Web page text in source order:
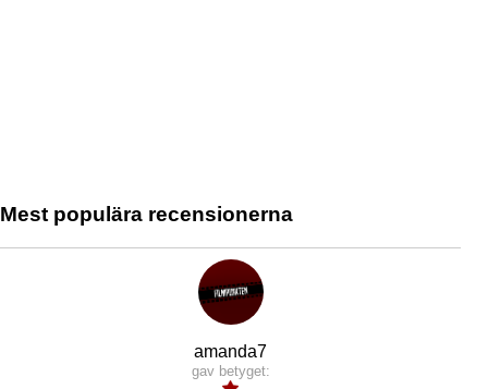
Mest populära recensionerna
amanda7
gav betyget: